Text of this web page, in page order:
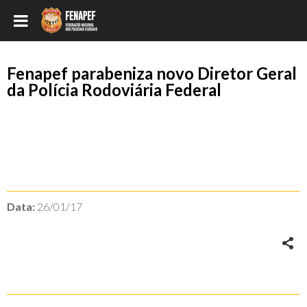
Fenapef parabeniza novo Diretor Geral
da Polícia Rodoviária Federal
Data: 26/01/17